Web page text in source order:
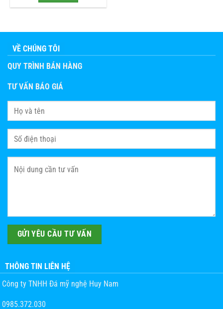
VỀ CHÚNG TÔI
QUY TRÌNH BÁN HÀNG
TƯ VẤN BÁO GIÁ
THÔNG TIN LIÊN HỆ
Công ty TNHH Đá mỹ nghệ Huy Nam
0985.372.030